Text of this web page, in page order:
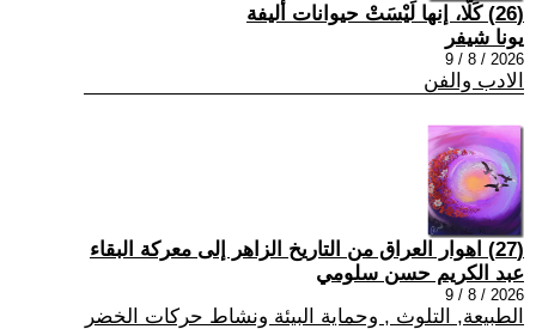
(26) كَلَّا، إنها لَيْسَتْ حيوانات أليفة
يونا شيفر
2026 / 8 / 9
الادب والفن
(27) اهوار العراق من التاريخ الزاهر إلى معركة البقاء
عبد الكريم حسن سلومي
2026 / 8 / 9
الطبيعة, التلوث , وحماية البيئة ونشاط حركات الخضر